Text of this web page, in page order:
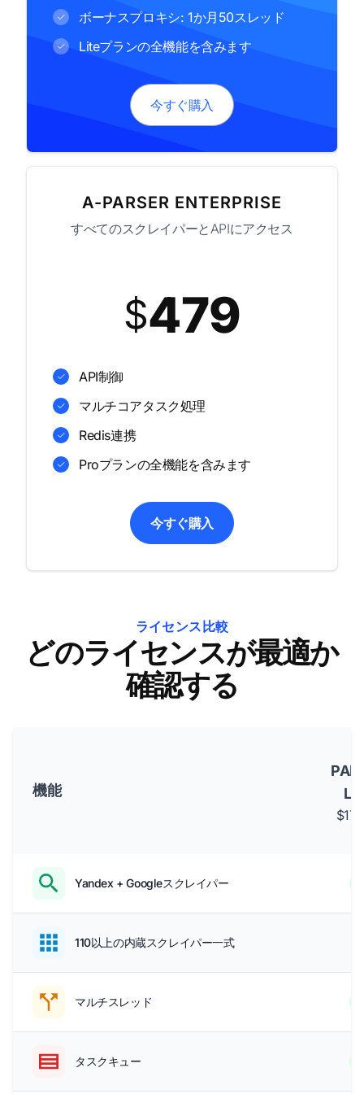
ボーナスプロキシ: 1か月50スレッド
Liteプランの全機能を含みます
今すぐ購入
A-PARSER ENTERPRISE
すべてのスクレイパーとAPIにアクセス
$479
API制御
マルチコアタスク処理
Redis連携
Proプランの全機能を含みます
今すぐ購入
ライセンス比較
どのライセンスが最適か
確認する
機能
Yandex + Googleスクレイパー
110以上の内蔵スクレイパー一式
マルチスレッド
タスクキュー